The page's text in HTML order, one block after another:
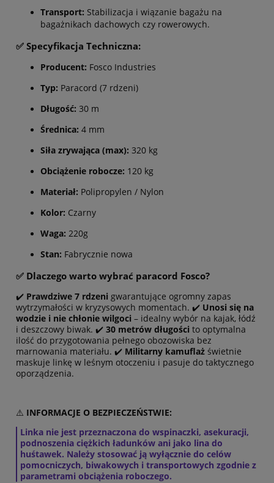
Transport: Stabilizacja i wiązanie bagażu na
bagażnikach dachowych czy rowerowych.
✅ Specyfikacja Techniczna:
Producent: Fosco Industries
Typ: Paracord (7 rdzeni)
Długość: 30 m
Średnica: 4 mm
Siła zrywająca (max): 320 kg
Obciążenie robocze: 120 kg
Materiał: Polipropylen / Nylon
Kolor: Czarny
Waga: 220g
Stan: Fabrycznie nowa
✅ Dlaczego warto wybrać paracord Fosco?
✔️ Prawdziwe 7 rdzeni gwarantujące ogromny zapas
wytrzymałości w kryzysowych momentach. ✔️ Unosi się na
wodzie i nie chłonie wilgoci – idealny wybór na kajak, łódź
i deszczowy biwak. ✔️ 30 metrów długości to optymalna
ilość do przygotowania pełnego obozowiska bez
marnowania materiału. ✔️ Militarny kamuflaż świetnie
maskuje linkę w leśnym otoczeniu i pasuje do taktycznego
oporządzenia.
⚠️ INFORMACJE O BEZPIECZEŃSTWIE:
Linka nie jest przeznaczona do wspinaczki, asekuracji,
podnoszenia ciężkich ładunków ani jako lina do
huśtawek. Należy stosować ją wyłącznie do celów
pomocniczych, biwakowych i transportowych zgodnie z
parametrami obciążenia roboczego.